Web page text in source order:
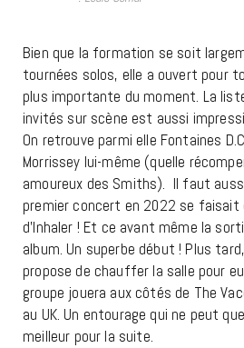
Bien que la formation se soit
tournées solos, elle a ouvert pour
plus importante du moment. La
invités sur scène est aussi
On retrouve parmi elle Fontaines
Morrissey lui-même (quelle
amoureux des Smiths). Il faut
premier concert en 2022 se faisait
d’Inhaler ! Et ce avant même la
album. Un superbe début ! Plus
propose de chauffer la salle pour
groupe jouera aux côtés de The
au UK. Un entourage qui ne peut
meilleur pour la suite.